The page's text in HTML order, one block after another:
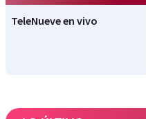
TeleNueve en vivo